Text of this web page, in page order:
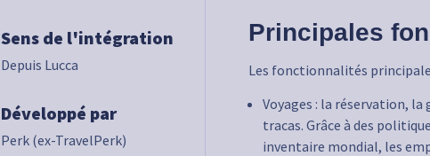
Sens de l'intégration
Depuis Lucca
Développé par
Perk (ex-TravelPerk)
Principales
Les fonctionnalités
Voyages : la réservation,
tracas. Grâce à des
inventaire mondial, les